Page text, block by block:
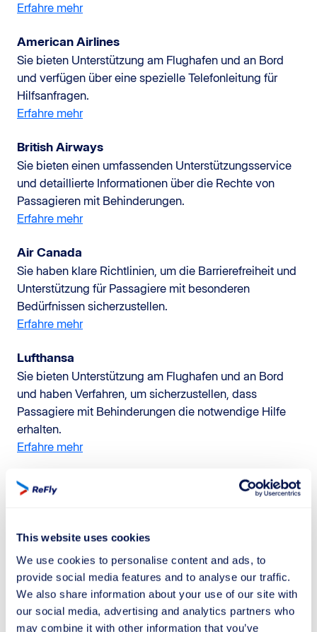
This website uses cookies
We use cookies to personalise content and ads, to
provide social media features and to analyse our traffic.
We also share information about your use of our site with
our social media, advertising and analytics partners who
may combine it with other information that you’ve
Erfahre mehr
American Airlines
Sie bieten Unterstützung am Flughafen und an Bord
und verfügen über eine spezielle Telefonleitung für
Hilfsanfragen.
Erfahre mehr
British Airways
Sie bieten einen umfassenden Unterstützungsservice
und detaillierte Informationen über die Rechte von
Passagieren mit Behinderungen.
Erfahre mehr
Air Canada
Sie haben klare Richtlinien, um die Barrierefreiheit und
Unterstützung für Passagiere mit besonderen
Bedürfnissen sicherzustellen.
Erfahre mehr
Lufthansa
Sie bieten Unterstützung am Flughafen und an Bord
und haben Verfahren, um sicherzustellen, dass
Passagiere mit Behinderungen die notwendige Hilfe
erhalten.
Erfahre mehr
Qatar Airways
Sie haben ein spezielles Unterstützungsprogramm für
der gesamten Reise Hilfe an.
Erfahre mehr
Emirates
Sie bieten individuelle Unterstützung und haben ein
engagiertes Team, das sich um die Bedürfnisse von